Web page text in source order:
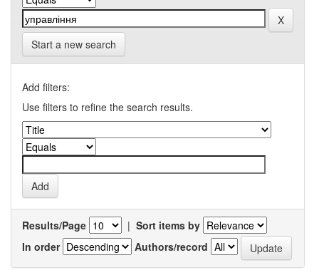
Start a new search
Add filters:
Use filters to refine the search results.
Results/Page | Sort items by
In order
Authors/record